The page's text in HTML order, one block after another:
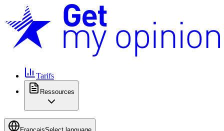
Tarifs
Ressources